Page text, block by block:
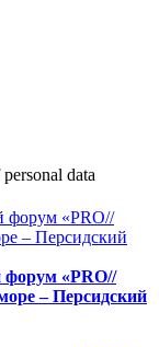
data
форум «PRO//
– Персидский